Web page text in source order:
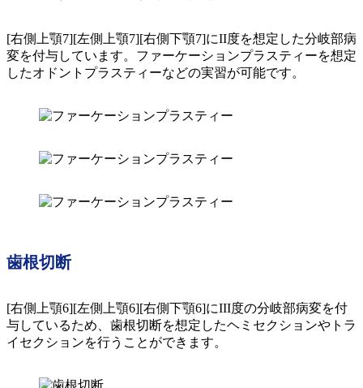
[右側上顎7][左側上顎7][右側下顎7]にII度を想定した分岐部病
変を付与しています。ファーケーションプラスティーを想定
したオドントプラスティーなどの実習が可能です。
歯根切断
[右側上顎6][左側上顎6][右側下顎6]にIII度の分岐部病変を付
与しているため、歯根切断を想定したヘミセクションやトラ
イセクションを行うことができます。